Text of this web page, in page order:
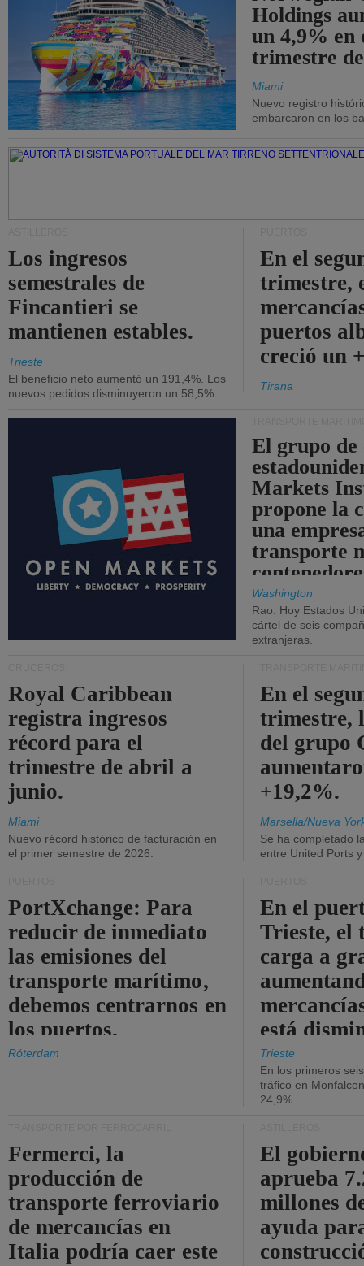
Holdings
un 4,9% en
trimestre
Miami
Nuevo registro
embarcaron en los
Los ingresos
semestrales de
Fincantieri se
mantienen estables.
Trieste
El beneficio neto aumentó un 191,4%. Los
nuevos pedidos disminuyeron un 58,5%.
En el
trimestre,
puertos
creció un
Tirana
El grupo de
Markets
propone la
una
transporte
Washington
Rao: Hoy Estados
cártel de seis
extranjeras.
Royal Caribbean
registra ingresos
récord para el
trimestre de abril a
junio.
Miami
Nuevo récord histórico de facturación en
el primer semestre de 2026.
En el
trimestre,
del grupo
+19,2%.
Marsella/Nueva
Se ha completado
entre United Ports
PortXchange: Para
reducir de inmediato
las emisiones del
transporte marítimo,
debemos centrarnos en
los puertos.
Róterdam
En el
Trieste, el
carga a
está
Trieste
En los primeros
tráfico en
24,9%.
Fermerci, la
producción de
transporte ferroviario
de mercancías en
Italia podría caer este
El
aprueba
millones
ayuda